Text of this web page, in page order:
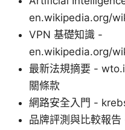
en.wikipedia.org/
VPN 基礎知識 -
en.wikipedia.org/
最新法規摘要 -
關條款
網路安全入門 -
品牌評測與比較報